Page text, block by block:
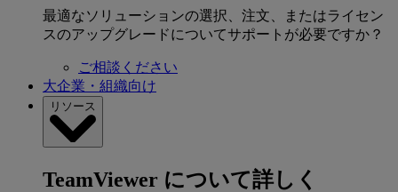
最適なソリューションの選択、注文、またはライセン
スのアップグレードについてサポートが必要ですか？
ご相談ください
大企業・組織向け
リソース
TeamViewer について詳しく